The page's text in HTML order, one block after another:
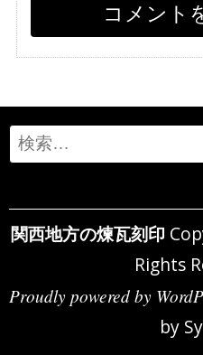
Search
for:
関西地方の煉瓦刻印
Rights
Proudly powered by
by